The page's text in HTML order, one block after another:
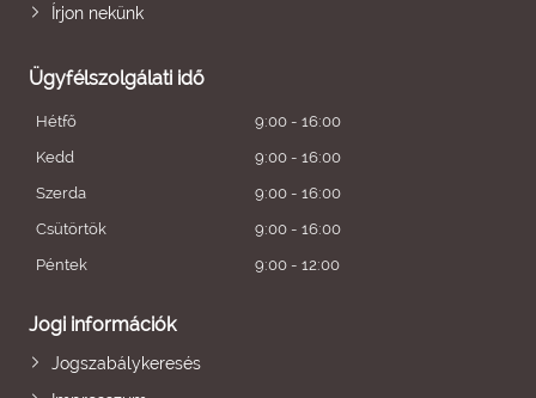
Írjon nekünk
Ügyfélszolgálati idő
Hétfő
9:00 - 16:00
Kedd
9:00 - 16:00
Szerda
9:00 - 16:00
Csütörtök
9:00 - 16:00
Péntek
9:00 - 12:00
Jogi információk
Jogszabálykeresés